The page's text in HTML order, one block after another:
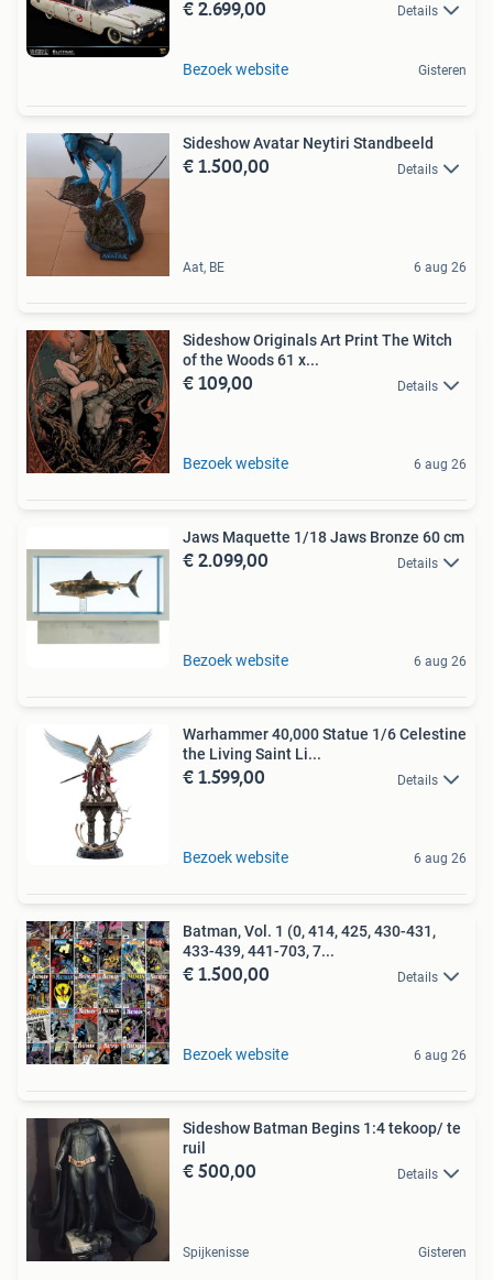
€ 2.699,00 Details
Bezoek website Gisteren
Sideshow Avatar Neytiri Standbeeld
€ 1.500,00 Details
Aat, BE 6 aug 26
Sideshow Originals Art Print The Witch
of the Woods 61 x...
€ 109,00 Details
Bezoek website 6 aug 26
Jaws Maquette 1/18 Jaws Bronze 60 cm
€ 2.099,00 Details
Bezoek website 6 aug 26
Warhammer 40,000 Statue 1/6 Celestine
the Living Saint Li...
€ 1.599,00 Details
Bezoek website 6 aug 26
Batman, Vol. 1 (0, 414, 425, 430-431,
433-439, 441-703, 7...
€ 1.500,00 Details
Bezoek website 6 aug 26
Sideshow Batman Begins 1:4 tekoop/ te
ruil
€ 500,00 Details
Spijkenisse Gisteren